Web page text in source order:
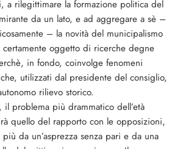
a rilegittimare la formazione politica del
da un lato, e ad aggregare a sè –
– la novità del municipalismo
certamente oggetto di ricerche degne
in fondo, coinvolge fenomeni
utilizzati dal presidente del consiglio,
rilievo storico.
il problema più drammatico dell’età
quello del rapporto con le opposizioni,
da un’asprezza senza pari e da una